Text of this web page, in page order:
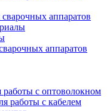
аппаратов
аппаратов
работы с оптоволокном
работы с кабелем